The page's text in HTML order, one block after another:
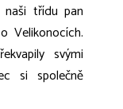
třídu pan
Velikonocích.
svými
si společně